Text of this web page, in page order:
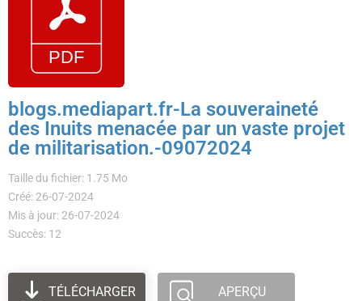
blogs.mediapart.fr-La souveraineté
des Inuits menacée par un vaste projet
de militarisation.-09072024
Taille du fichier: 1.75 Mo
Créé: 26-07-2024
Mis à jour: 26-07-2024
Succès: 12
TÉLÉCHARGER APERÇU